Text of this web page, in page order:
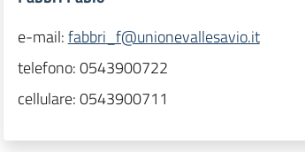
e-mail:fabbri_f@unionevallesavio.it
telefono:0543900722
cellulare:0543900711